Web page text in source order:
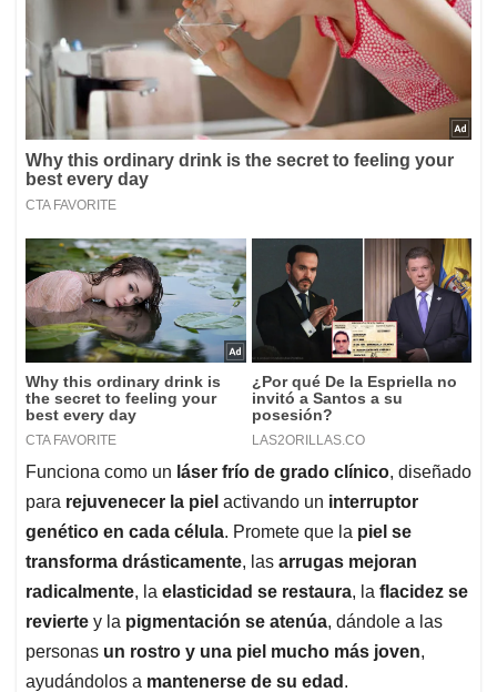
Funciona como un láser frío de grado clínico, diseñado
para rejuvenecer la piel activando un interruptor
genético en cada célula. Promete que la piel se
transforma drásticamente, las arrugas mejoran
radicalmente, la elasticidad se restaura, la flacidez se
revierte y la pigmentación se atenúa, dándole a las
personas un rostro y una piel mucho más joven,
ayudándolos a mantenerse de su edad .